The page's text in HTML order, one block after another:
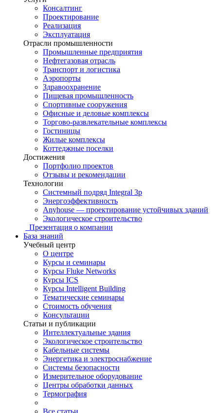
Консалтинг
Проектирование
Реализация
Эксплуатация
Отрасли промышленности
Промышленные предприятия
Нефтегазовая отрасль
Транспорт и логистика
Аэропорты
Здравоохранение
Пищевая промышленность
Спортивные сооружения
Офисные и деловые комплексы
Торгово-развлекательные комплексы
Гостиницы
Жилые комплексы
Коттеджные поселки
Достижения
Портфолио проектов
Отзывы и рекомендации
Технологии
Системный подряд Integral 3p
Энергоэффективность
Anyhouse — проектирование устойчивых зданий
Экологическое строительство
Презентация о компании
База знаний
Учебный центр
О центре
Курсы и семинары
Курсы Fluke Networks
Курсы ICS
Курсы Intelligent Building
Тематические семинары
Стоимость обучения
Консультации
Статьи и публикации
Интеллектуальные здания
Экологическое строительство
Кабельные системы
Энергетика и электроснабжение
Системы безопасности
Измерительное оборудование
Центры обработки данных
Термография
Все статьи